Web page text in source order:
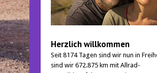
Herzlich willkommen
Seit 8174 Tagen sind wir nun in
sind wir 672.875 km mit Allrad-